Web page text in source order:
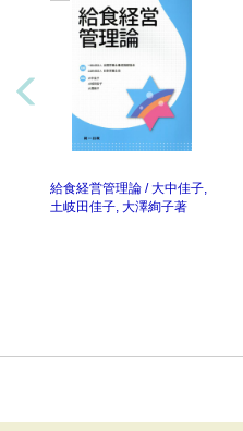
給食経営管理論 / 大中佳子,
土岐田佳子, 大澤絢子著